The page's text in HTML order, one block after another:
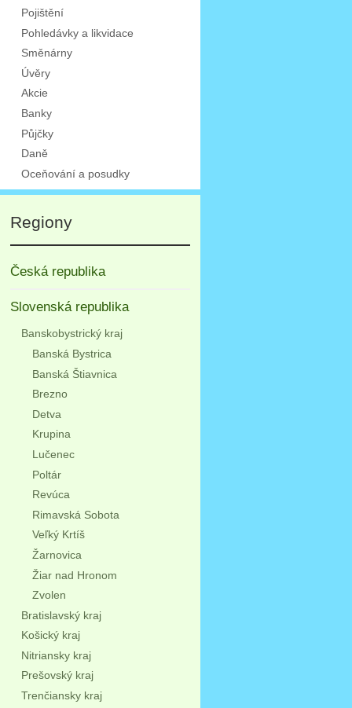
Pojištění
Pohledávky a likvidace
Směnárny
Úvěry
Akcie
Banky
Půjčky
Daně
Oceňování a posudky
Regiony
Česká republika
Slovenská republika
Banskobystrický kraj
Banská Bystrica
Banská Štiavnica
Brezno
Detva
Krupina
Lučenec
Poltár
Revúca
Rimavská Sobota
Veľký Krtíš
Žarnovica
Žiar nad Hronom
Zvolen
Bratislavský kraj
Košický kraj
Nitriansky kraj
Prešovský kraj
Trenčiansky kraj